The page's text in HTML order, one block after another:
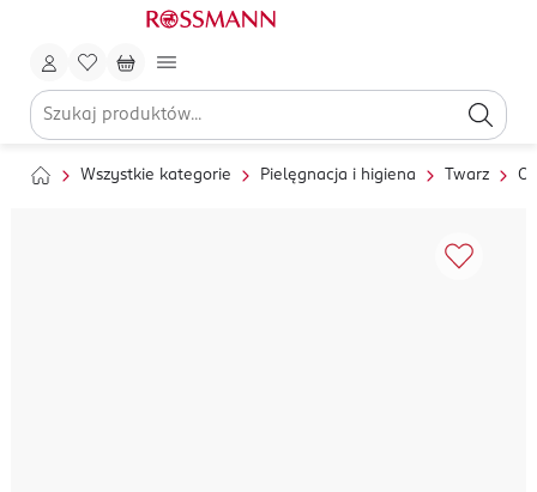
Wszystkie kategorie Pielęgnacja i higiena Twarz